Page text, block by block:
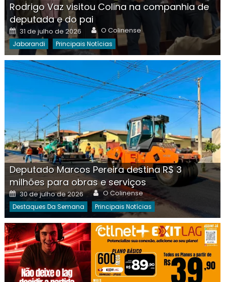
Rodrigo Vaz visitou Colina na companhia de
deputada e do pai
Posted
on
31 de julho de 2026 Author
O Colinense
Jaborandi Principais Notícias
Deputado Marcos Pereira destina R$ 3
milhões para obras e serviços
Posted
on
30 de julho de 2026 Author
O Colinense
Destaques Da Semana Principais Notícias